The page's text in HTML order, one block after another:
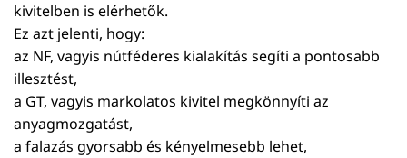
kivitelben is elérhetők.
Ez azt jelenti, hogy:
az NF, vagyis nútféderes kialakítás segíti a pontosabb
illesztést,
a GT, vagyis markolatos kivitel megkönnyíti az
anyagmozgatást,
a falazás gyorsabb és kényelmesebb lehet,